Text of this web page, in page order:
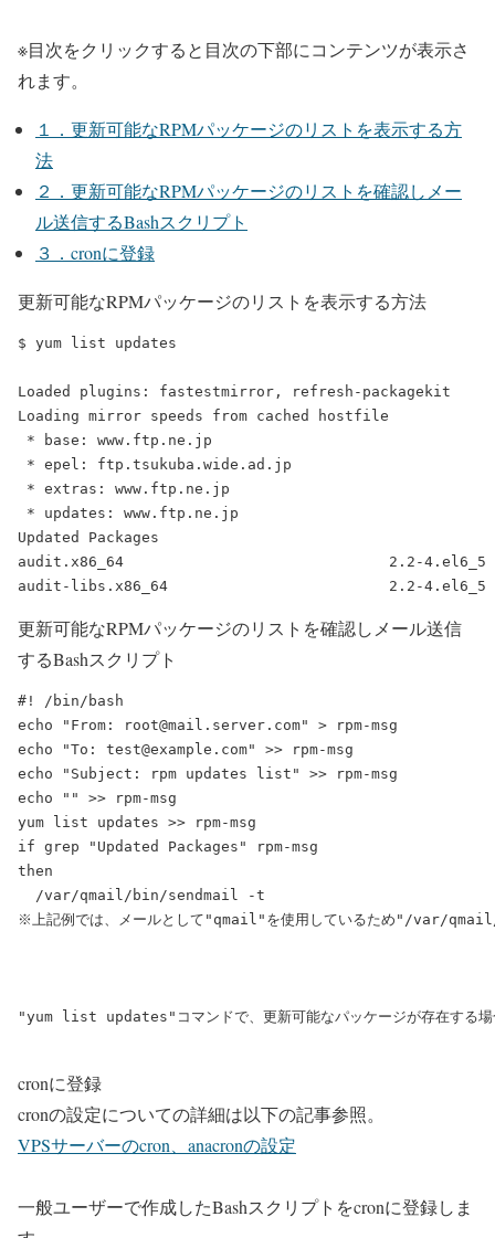
※目次をクリックすると目次の下部にコンテンツが表示さ
れます。
１．更新可能なRPMパッケージのリストを表示する方
法
２．更新可能なRPMパッケージのリストを確認しメー
ル送信するBashスクリプト
３．cronに登録
更新可能なRPMパッケージのリストを表示する方法
$ yum list updates
Loaded plugins: fastestmirror, refresh-packagekit
Loading mirror speeds from cached hostfile
* base: www.ftp.ne.jp
* epel: ftp.tsukuba.wide.ad.jp
* extras: www.ftp.ne.jp
* updates: www.ftp.ne.jp
Updated Packages
audit.x86_64                              2.2-
更新可能なRPMパッケージのリストを確認しメール送信
するBashスクリプト
#! /bin/bash
echo "From: root@mail.server.com" > rpm-msg
echo "To: test@example.com" >> rpm-msg
echo "Subject: rpm updates list" >> rpm-msg
echo "" >> rpm-msg
yum list updates >> rpm-msg
if grep "Updated Packages" rpm-msg
then
※上記例では、メールとして"qmail"を使用しているため"/var/
"yum list updates"コマンドで、更新可能なパッケージが存在する
cronに登録
cronの設定についての詳細は以下の記事参照。
VPSサーバーのcron、anacronの設定
一般ユーザーで作成したBashスクリプトをcronに登録しま